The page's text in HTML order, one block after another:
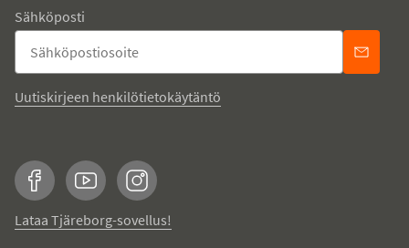
Sähköposti
Uutiskirjeen henkilötietokäytäntö
FacebookYouTubeInstagram
Lataa Tjäreborg-sovellus!